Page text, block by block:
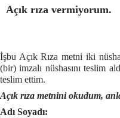
Açık rıza vermiyorum.
İşbu Açık Rıza metni iki
(bir) imzalı nüshasını teslim
teslim ettim.
Açık rıza metnini okudum,
Adı Soyadı: